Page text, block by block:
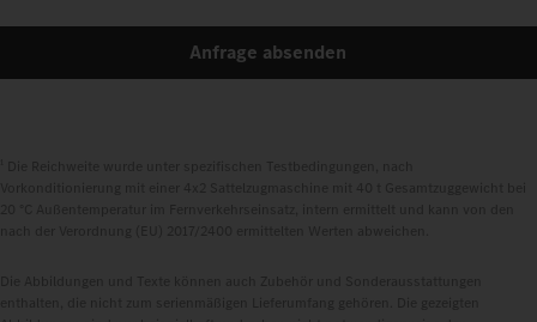
Anfrage absenden